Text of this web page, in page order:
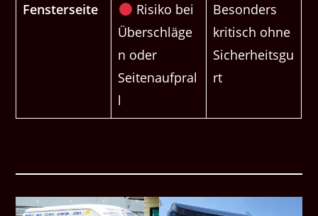
Fensterseite
Risiko bei
Überschläge
n oder
Seitenaufpral
l
Besonders
kritisch ohne
Sicherheitsgu
rt